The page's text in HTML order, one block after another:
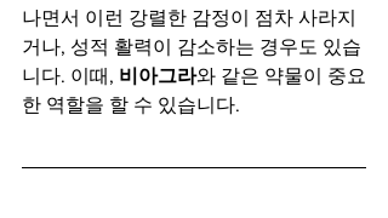
나면서 이런 강렬한 감정이 점차 사라지
거나, 성적 활력이 감소하는 경우도 있습
니다. 이때, 비아그라와 같은 약물이 중요
한 역할을 할 수 있습니다.